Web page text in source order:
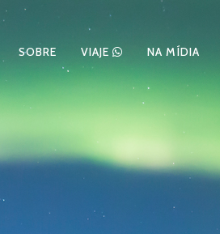
SOBRE VIAJE NA MÍDIA